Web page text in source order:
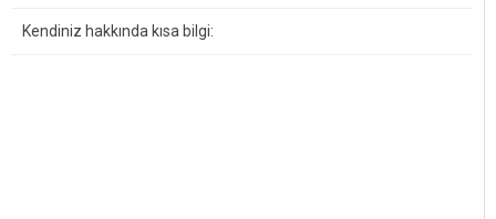
Kendiniz hakkında kısa bilgi: